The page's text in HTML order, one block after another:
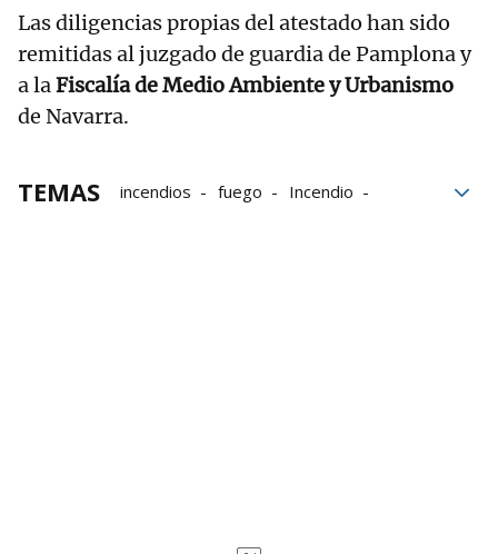
Las diligencias propias del atestado han sido
remitidas al juzgado de guardia de Pamplona y
a laFiscalía de Medio Ambiente y Urbanismo
de Navarra.
TEMAS incendios fuego
Incendio